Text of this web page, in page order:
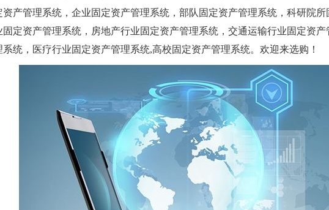
资产管理系统，企业固定资产管理系统，部队固定资产管理系统，科研院
固定资产管理系统，房地产行业固定资产管理系统，交通运输行业固定资
系统，医疗行业固定资产管理系统,高校固定资产管理系统。欢迎来选购！